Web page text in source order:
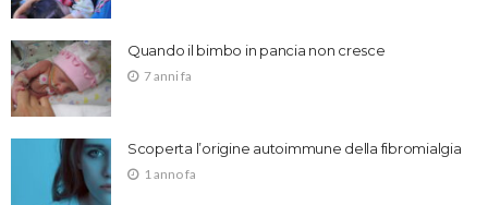
Quando il bimbo in pancia non cresce
7 anni fa
Scoperta l’origine autoimmune della fibromialgia
1 anno fa